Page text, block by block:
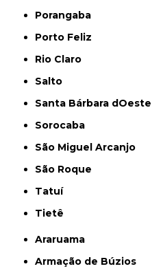
Porangaba
Porto Feliz
Rio Claro
Salto
Santa Bárbara dOeste
Sorocaba
São Miguel Arcanjo
São Roque
Tatuí
Tietê
Araruama
Armação de Búzios